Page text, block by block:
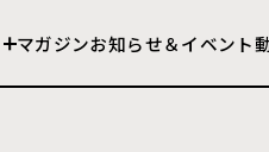
マガジンお知らせ＆イベント